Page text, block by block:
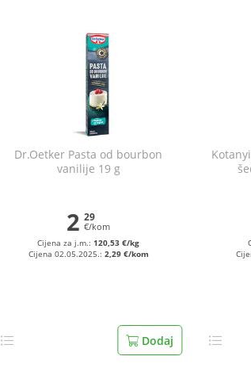
Dr.Oetker Pasta od bourbon
vanilije 19 g
2 29
€/kom
Cijena za j.m.:120,53 €/kg
Cijena 02.05.2025.: 2,29 €/kom
Dodaj